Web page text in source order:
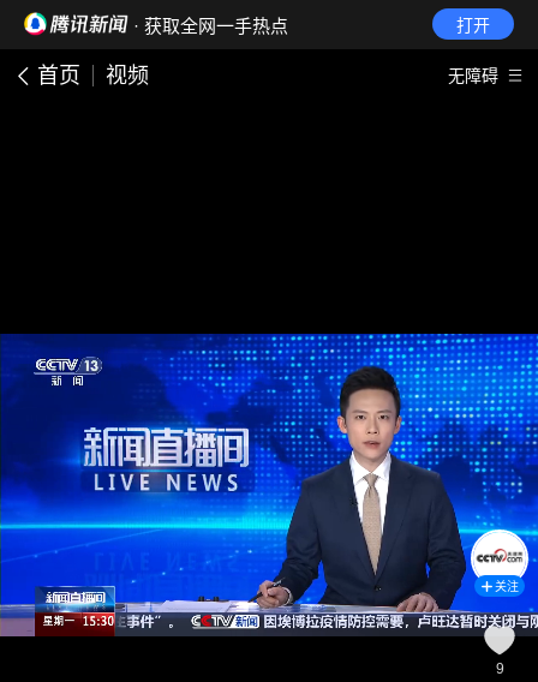
· 获取全网一手热点 打开
首页 视频 无障碍
关注
9